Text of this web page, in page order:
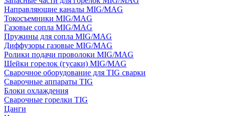
Направляющие каналы MIG/MAG
Токосъемники MIG/MAG
Газовые сопла MIG/MAG
Пружины для сопла MIG/MAG
Диффузоры газовые MIG/MAG
Ролики подачи проволоки MIG/MAG
Шейки горелок (гусаки) MIG/MAG
Сварочное оборудование для TIG сварки
Сварочные аппараты TIG
Блоки охлаждения
Сварочные горелки TIG
Цанги